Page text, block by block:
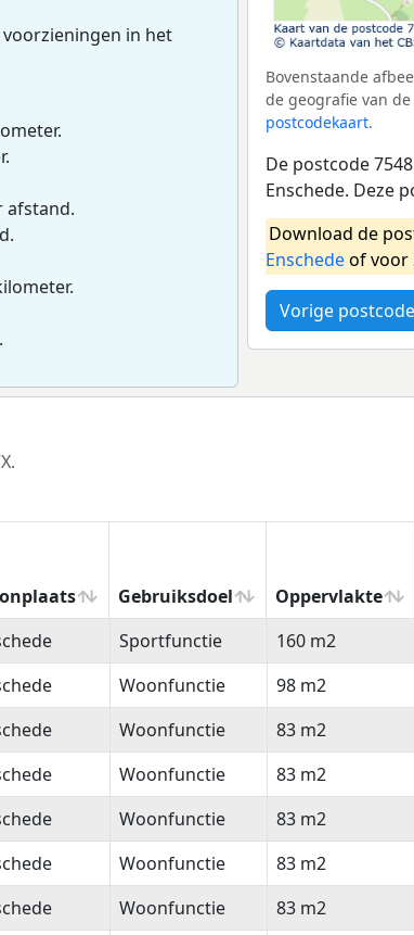
in het
afstand.
Bovenstaande
de geografie van de
postcodekaart.
De postcode
Enschede. Deze
Download de
Enschedeof voor
Vorige postcode
Gebruiksdoel Oppervlakte
Gebruiksdoel Oppervlakte
Sportfunctie 160 m2
Woonfunctie 98 m2
Woonfunctie 83 m2
Woonfunctie 83 m2
Woonfunctie 83 m2
Woonfunctie 83 m2
Woonfunctie 83 m2